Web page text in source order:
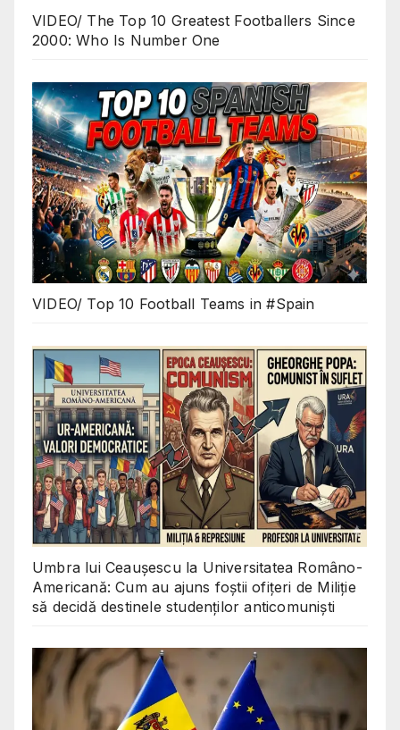
VIDEO/ The Top 10 Greatest Footballers Since
2000: Who Is Number One
VIDEO/ Top 10 Football Teams in #Spain
Umbra lui Ceaușescu la Universitatea Româno-
Americană: Cum au ajuns foștii ofițeri de Miliție
să decidă destinele studenților anticomuniști